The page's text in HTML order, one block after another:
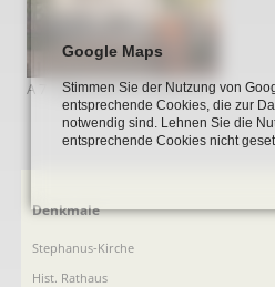
A 7 Gebaeude Kirchplatz 6 3
Navigation
Denkmale
Stephanus-Kirche
Hist. Rathaus
Google Maps
Stimmen Sie der Nutzung von
entsprechende Cookies, die zur
notwendig sind. Lehnen Sie die
entsprechende Cookies nicht